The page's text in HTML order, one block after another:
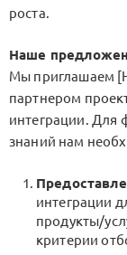
роста.
Наше
Мы приглашаем
партнером
интеграции. Для
знаний нам
интеграции
продукты/
критерии